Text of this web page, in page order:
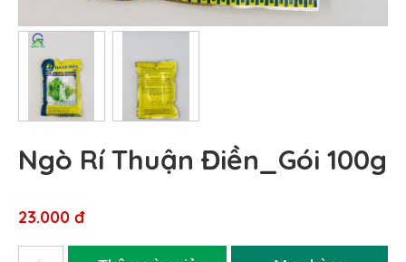
Ngò Rí Thuận Điền_Gói 100g
23.000 đ